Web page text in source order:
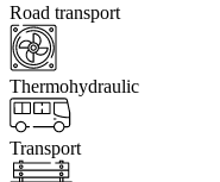
Road transport
Thermohydraulic
Transport